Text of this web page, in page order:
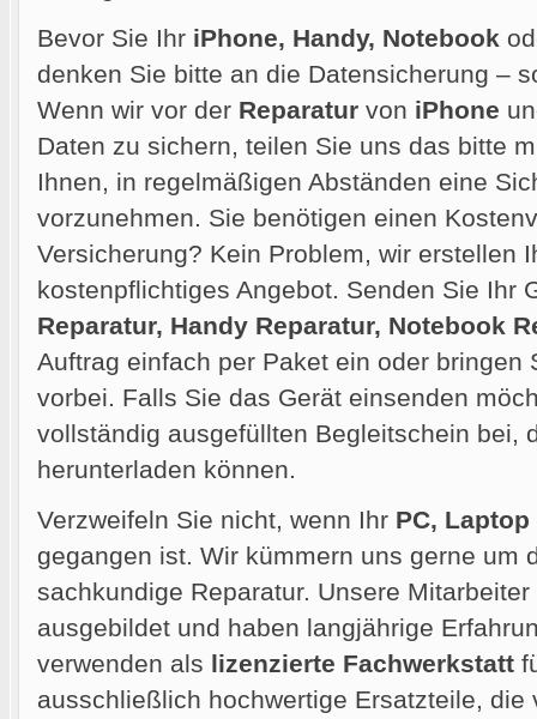
Bevor Sie Ihr iPhone, Handy, Notebook
denken Sie bitte an die Datensicherung –
Wenn wir vor der Reparatur von iPhone
Daten zu sichern, teilen Sie uns das bitte
Ihnen, in regelmäßigen Abständen eine
vorzunehmen. Sie benötigen einen
Versicherung? Kein Problem, wir erstellen
kostenpflichtiges Angebot. Senden Sie Ihr
Reparatur, Handy Reparatur, Notebook
Auftrag einfach per Paket ein oder bringen
vorbei. Falls Sie das Gerät einsenden
vollständig ausgefüllten Begleitschein bei,
herunterladen können.
Verzweifeln Sie nicht, wenn Ihr PC, Laptop
gegangen ist. Wir kümmern uns gerne um
sachkundige Reparatur. Unsere
ausgebildet und haben langjährige
verwenden als lizenzierte Fachwerkstatt
ausschließlich hochwertige Ersatzteile, die